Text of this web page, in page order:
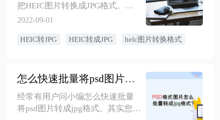
把HEIC图片转换成JPG格式。其
实把HEIC图片转换成JPG的操作
就来为您演示图叫兽怎么把HEIC
2022-09-01
HEIC转JPG HEIC转成JPG helc图片转换格式
怎么快速批量将psd图片转成jpg格式
经常有用户问小编怎么快速批量
将psd图片转成jpg格式。其实您只